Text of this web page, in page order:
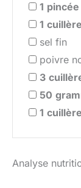
1 pincée
1
sel fin
poivre
3
50
1
Analyse